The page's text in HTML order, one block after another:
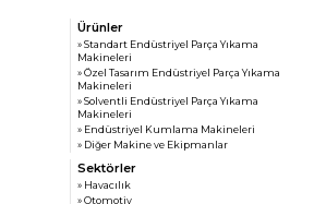
Ürünler
» Standart Endüstriyel Parça Yıkama
Makineleri
» Özel Tasarım Endüstriyel Parça Yıkama
Makineleri
» Solventli Endüstriyel Parça Yıkama
Makineleri
» Endüstriyel Kumlama Makineleri
» Diğer Makine ve Ekipmanlar
Sektörler
» Havacılık
» Otomotiv